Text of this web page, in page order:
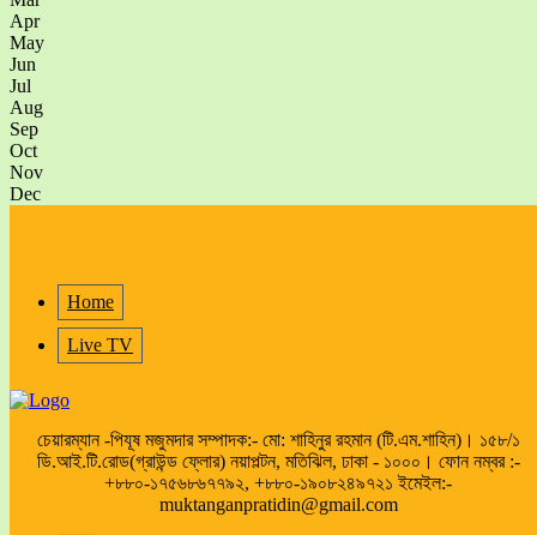
Apr
May
Jun
Jul
Aug
Sep
Oct
Nov
Dec
Home
Live TV
চেয়ারম্যান -পিযূষ মজুমদার সম্পাদক:- মো: শাহিনুর রহমান (টি.এম.শাহিন)। ১৫৮/১
ডি.আই.টি.রোড(গ্রাউন্ড ফ্লোর) নয়াপল্টন, মতিঝিল, ঢাকা - ১০০০। ফোন নম্বর :-
+৮৮০-১৭৫৬৮৬৭৭৯২, +৮৮০-১৯০৮২৪৯৭২১ ইমেইল:-
muktanganpratidin@gmail.com